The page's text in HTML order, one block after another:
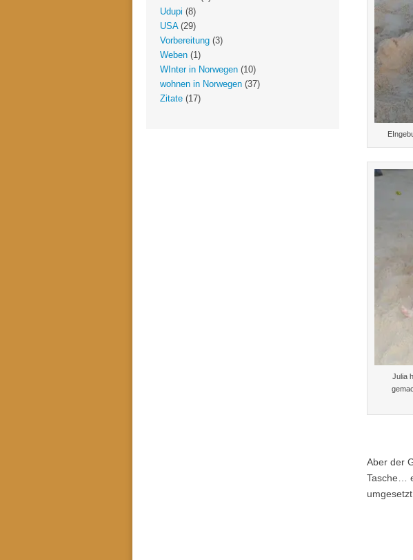
Julia
Aber der
Tasche…
Udupi (8)
USA(29)
Vorbereitung (3)
Weben (1)
WInter in Norwegen (10)
wohnen in Norwegen (37)
Zitate (17)